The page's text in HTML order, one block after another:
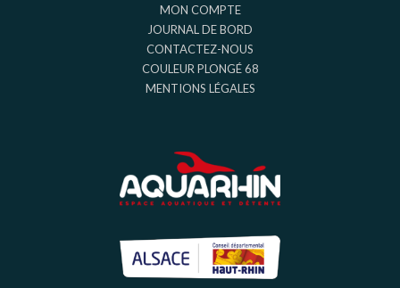
MON COMPTE
JOURNAL DE BORD
CONTACTEZ-NOUS
COULEUR PLONGÉ 68
MENTIONS LÉGALES